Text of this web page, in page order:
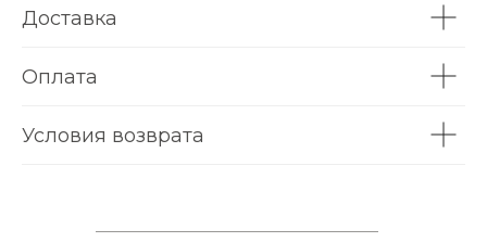
Доставка
Оплата
Условия возврата